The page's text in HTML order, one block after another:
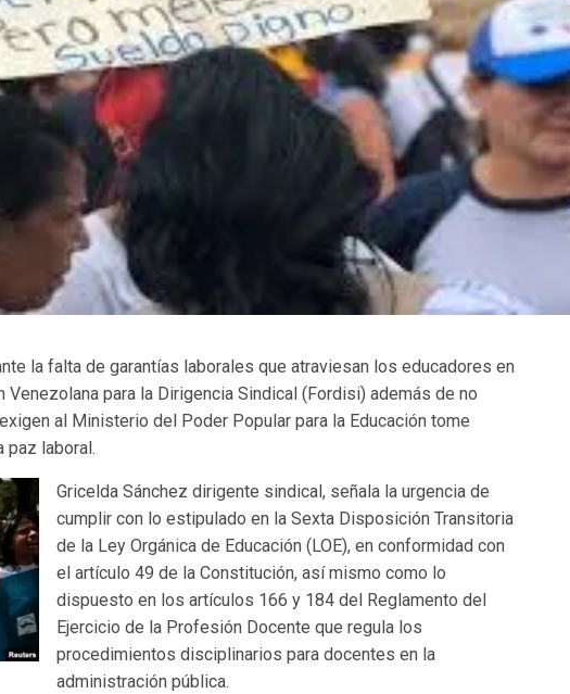
la falta de garantías laborales que atraviesan los educadores en
Venezolana para la Dirigencia Sindical (Fordisi) además de no
al Ministerio del Poder Popular para la Educación tome
paz laboral.
Gricelda Sánchez dirigente sindical, señala la urgencia de
cumplir con lo estipulado en la Sexta Disposición Transitoria
de la Ley Orgánica de Educación (LOE), en conformidad con
el artículo 49 de la Constitución, así mismo como lo
dispuesto en los artículos 166 y 184 del Reglamento del
Ejercicio de la Profesión Docente que regula los
procedimientos disciplinarios para docentes en la
administración pública.